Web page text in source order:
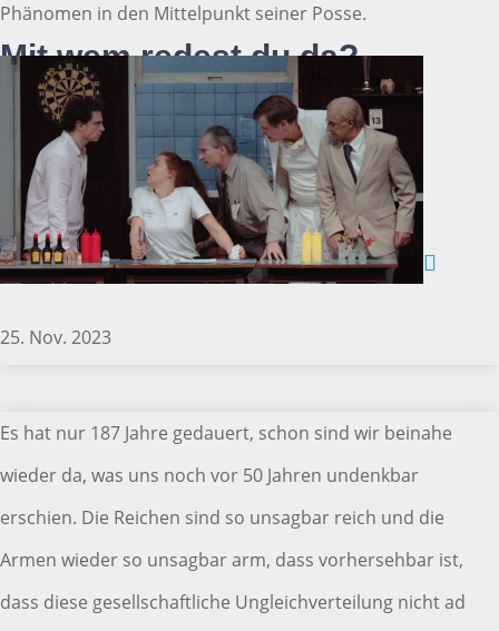
Mit wem redest du da?
25. Nov. 2023
Phänomen in den Mittelpunkt seiner Posse.
Es hat nur 187 Jahre gedauert, schon sind wir beinahe
wieder da, was uns noch vor 50 Jahren undenkbar
erschien. Die Reichen sind so unsagbar reich und die
Armen wieder so unsagbar arm, dass vorhersehbar ist,
dass diese gesellschaftliche Ungleichverteilung nicht ad